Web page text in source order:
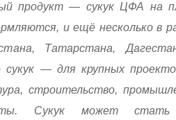
продукт — сукук ЦФА на
и ещё несколько в
Татарстана,
сукук — для крупных
строительство,
Сукук может